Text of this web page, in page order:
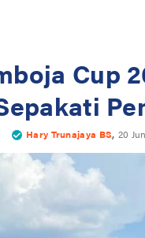
Cup
Hary Trunajaya BS, 20